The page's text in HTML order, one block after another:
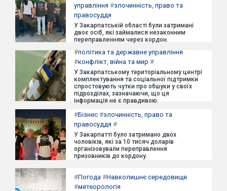
управління #злочинність, право та
правосуддя
У Закарпатській області були затримані
двоє осіб, які займалися незаконним
переправленням через кордон.
#політика та державне управління
#конфлікт, війна та мир #
У Закарпатському територіальному центрі
комплектування та соціальної підтримки
спростовують чутки про обшуки у своїх
підрозділах, зазначаючи, що ця
інформація не є правдивою.
#Бізнес #злочинність, право та
правосуддя #
У Закарпатті було затримано двох
чоловіків, які за 10 тисяч доларів
організовували переправлення
призовників до кордону.
#Погода #Навколишнє середовище
#метеорологія